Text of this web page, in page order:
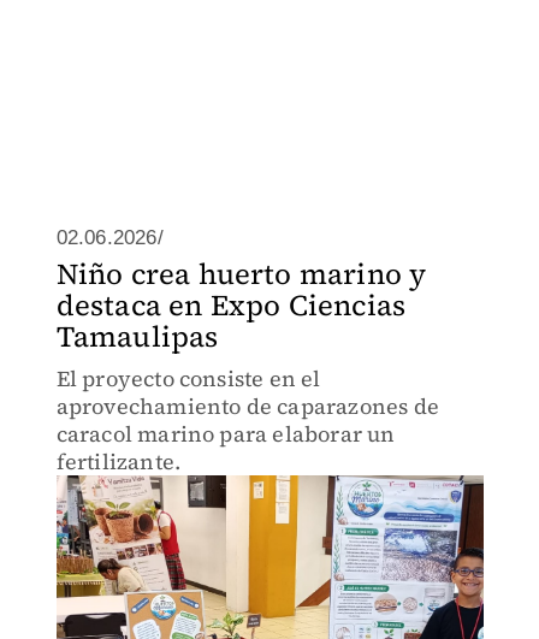
02.06.2026/
Niño crea huerto marino y
destaca en Expo Ciencias
Tamaulipas
El proyecto consiste en el
aprovechamiento de caparazones de
caracol marino para elaborar un
fertilizante.